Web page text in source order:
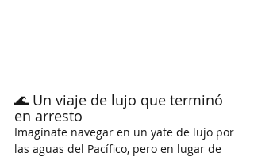
🌊 Un viaje de lujo que terminó
en arresto
Imagínate navegar en un yate de lujo por
las aguas del Pacífico, pero en lugar de